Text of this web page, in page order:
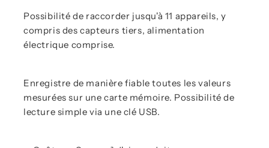
Possibilité de raccorder jusqu'à 11 appareils, y
compris des capteurs tiers, alimentation
électrique comprise.
Enregistre de manière fiable toutes les valeurs
mesurées sur une carte mémoire. Possibilité de
lecture simple via une clé USB.